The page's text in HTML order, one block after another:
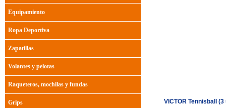
VICTOR Tennisball (3
Equipamiento
Ropa Deportiva
Zapatillas
Volantes y pelotas
Raqueteros, mochilas y fundas
Grips